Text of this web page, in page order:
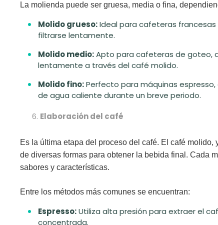
La molienda puede ser gruesa, media o fina,
Molido grueso:Ideal para cafeteras
filtrarse lentamente.
Molido medio:Apto para cafeteras de goteo,
lentamente a través del café molido.
Molido fino:Perfecto para máquinas
de agua caliente durante un breve periodo.
Elaboración del café
Es la última etapa del proceso del café. El café molido,
de diversas formas para obtener la bebida final. Cada
sabores y características.
Entre los métodos más comunes se encuentran:
Espresso:Utiliza alta presión para extraer el
concentrada.